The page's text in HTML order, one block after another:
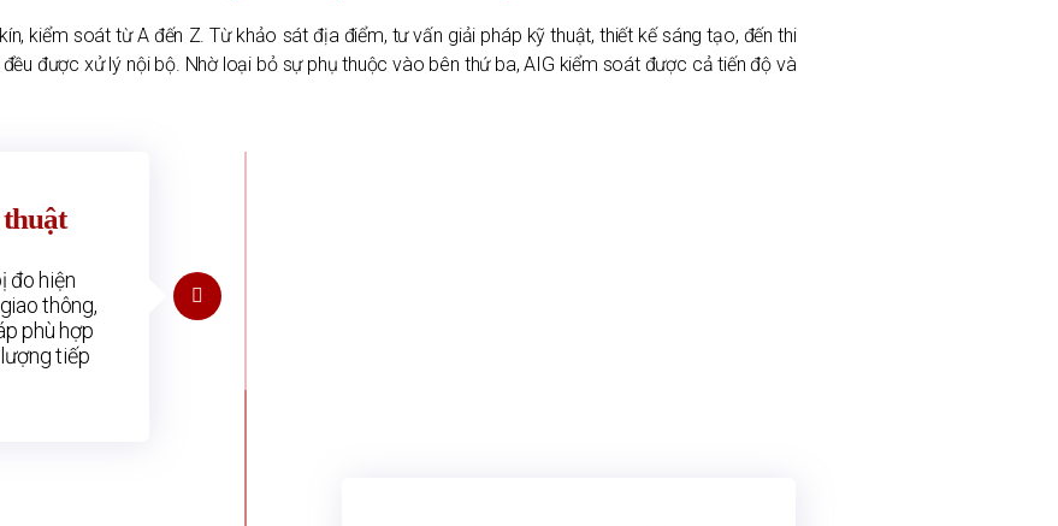
kiểm soát từ A đến Z. Từ khảo sát địa điểm, tư vấn giải pháp kỹ thuật, thiết kế sáng tạo, đến thi
được xử lý nội bộ. Nhờ loại bỏ sự phụ thuộc vào bên thứ ba, AIG kiểm soát được cả tiến độ và
đo hiện
thông,
phù hợp
tiếp